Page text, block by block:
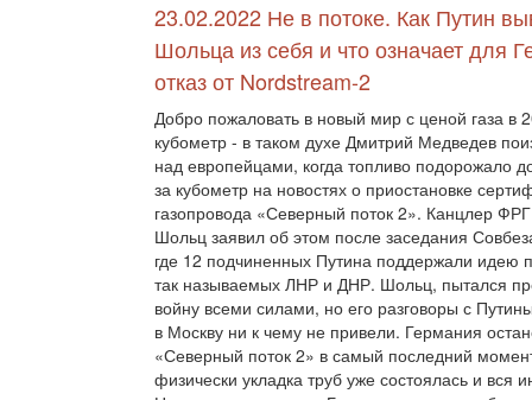
23.02.2022 Не в потоке. Как Путин
Шольца из себя и что означает для
отказ от Nordstream-2
Добро пожаловать в новый мир с ценой газа в
кубометр - в таком духе Дмитрий Медведев
над европейцами, когда топливо подорожало
за кубометр на новостях о приостановке
газопровода «Северный поток 2». Канцлер
Шольц заявил об этом после заседания
где 12 подчиненных Путина поддержали идею
так называемых ЛНР и ДНР. Шольц, пытался
войну всеми силами, но его разговоры с
в Москву ни к чему не привели. Германия
«Северный поток 2» в самый последний
физически укладка труб уже состоялась и